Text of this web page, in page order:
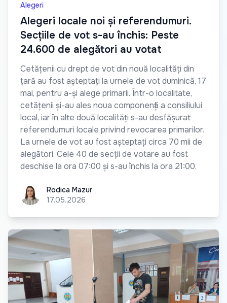
Alegeri
Alegeri locale noi și referendumuri.
Secțiile de vot s-au închis: Peste
24.600 de alegători au votat
Cetățenii cu drept de vot din nouă localități din
țară au fost așteptați la urnele de vot duminică, 17
mai, pentru a-și alege primarii. Într-o localitate,
cetățenii și-au ales noua componență a consiliului
local, iar în alte două localități s-au desfășurat
referendumuri locale privind revocarea primarilor.
La urnele de vot au fost așteptați circa 70 mii de
alegători. Cele 40 de secții de votare au fost
deschise la ora 07:00 și s-au închis la ora 21:00.
Rodica MazurRodica Mazur
17.05.2026